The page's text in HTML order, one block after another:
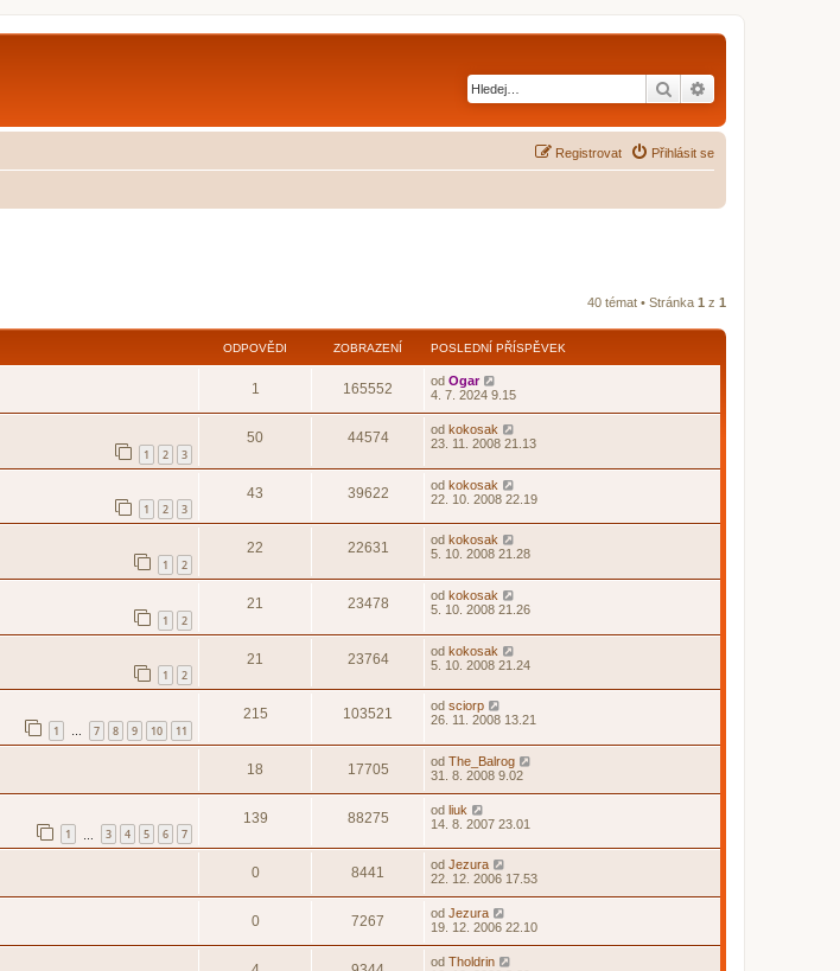
Hledat
Přihlásit se
Registrovat
40 témat • Stránka 1 z 1
ODPOVĚDI ZOBRAZENÍ POSLEDNÍ PŘÍSPĚVEK
1 165552 od Ogar
4. 7. 2024 9.15
1 2 3
50 44574 od kokosak
23. 11. 2008 21.13
1 2 3
43 39622 od kokosak
22. 10. 2008 22.19
1 2
22 22631 od kokosak
5. 10. 2008 21.28
1 2
21 23478 od kokosak
5. 10. 2008 21.26
1 2
21 23764 od kokosak
5. 10. 2008 21.24
1 … 7 8 9 10 11
215 103521 od sciorp
26. 11. 2008 13.21
18 17705 od The_Balrog
31. 8. 2008 9.02
1 3 4 5 6 7
139 88275 od liuk
14. 8. 2007 23.01
0 8441 od Jezura
22. 12. 2006 17.53
0 7267 od Jezura
19. 12. 2006 22.10
od Tholdrin